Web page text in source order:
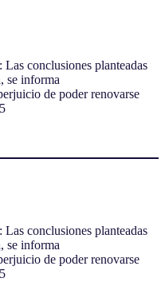
conclusiones planteadas
se informa
de poder renovarse
conclusiones planteadas
se informa
de poder renovarse